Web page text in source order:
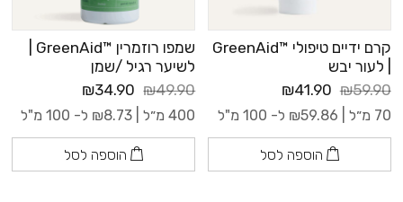
קרם ידיים טיפולי ™GreenAid
| לעור יבש
₪59.90
₪41.90
70 מ״ל | ₪59.86 ל- 100 מ"ל
הוספה לסל
לשיער רגיל /שמן
₪49.90
₪34.90
400 מ״ל | ₪8.73 ל- 100 מ"ל
הוספה לסל